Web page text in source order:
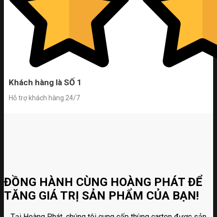
Khách hàng là SỐ 1
Hỗ trợ khách hàng 24/7
ĐỒNG HÀNH CÙNG HOÀNG PHÁT ĐỂ
TĂNG GIÁ TRỊ SẢN PHẨM CỦA BẠN!